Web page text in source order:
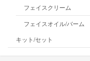
フェイスクリーム
フェイスオイル/バーム
キット/セット